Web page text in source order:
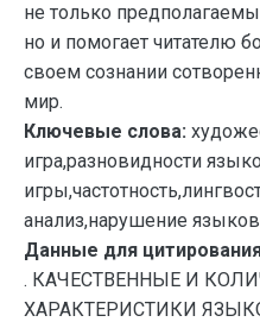
не только
но и помогает читателю
своем сознании
мир.
Ключевые слова:
игра,разновидности
анализ,нарушение
Данные для
. КАЧЕСТВЕННЫЕ И
ХАРАКТЕРИСТИКИ